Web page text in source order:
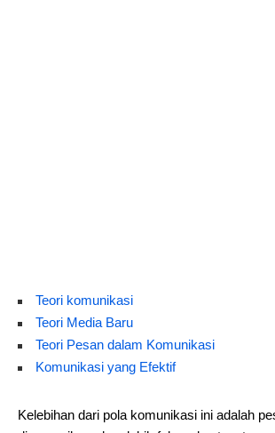
Teori komunikasi
Teori Media Baru
Teori Pesan dalam Komunikasi
Komunikasi yang Efektif
Kelebihan dari pola komunikasi ini adalah